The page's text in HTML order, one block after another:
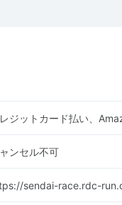
ジットカード払い、
ンセル不可
sendai-race.rdc-